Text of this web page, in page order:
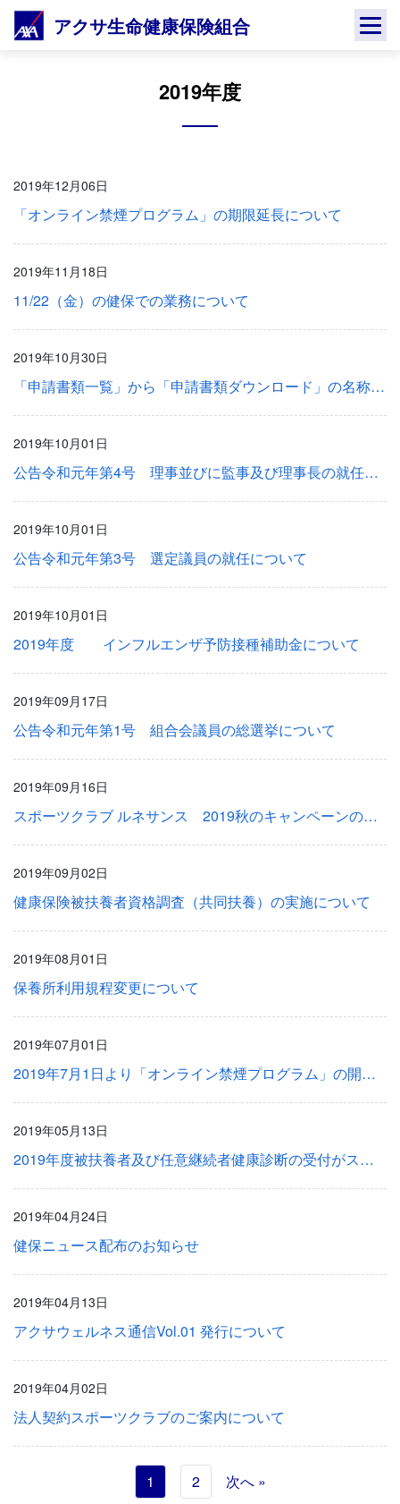
Skip
アクサ生命健康保険組合
2019年度
2019年12月06日
「オンライン禁煙プログラム」の期限延長について
2019年11月18日
11/22（金）の健保での業務について
2019年10月30日
「申請書類一覧」から「申請書類ダウンロード」の名称変更について
2019年10月01日
公告令和元年第4号 理事並びに監事及び理事長の就任について
2019年10月01日
公告令和元年第3号 選定議員の就任について
2019年10月01日
2019年度 インフルエンザ予防接種補助金について
2019年09月17日
公告令和元年第1号 組合会議員の総選挙について
2019年09月16日
スポーツクラブ ルネサンス 2019秋のキャンペーンのお知らせ
2019年09月02日
健康保険被扶養者資格調査（共同扶養）の実施について
2019年08月01日
保養所利用規程変更について
2019年07月01日
2019年7月1日より「オンライン禁煙プログラム」の開始について
2019年05月13日
2019年度被扶養者及び任意継続者健康診断の受付がスタート
2019年04月24日
健保ニュース配布のお知らせ
2019年04月13日
アクサウェルネス通信Vol.01 発行について
2019年04月02日
法人契約スポーツクラブのご案内について
1 2 次へ »